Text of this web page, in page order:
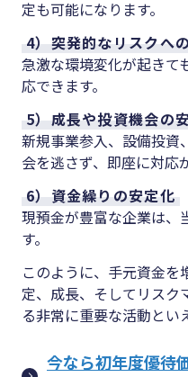
定も可能になります。
4）突発的なリスクへ
急激な環境変化が起きて
応できます。
5）成長や投資機会の
新規事業参入、設備投資
会を逃さず、即座に対応
6）資金繰りの安定化
現預金が豊富な企業は、
す。
このように、手元資金
定、成長、そしてリスク
る非常に重要な活動とい
今なら初年度優待